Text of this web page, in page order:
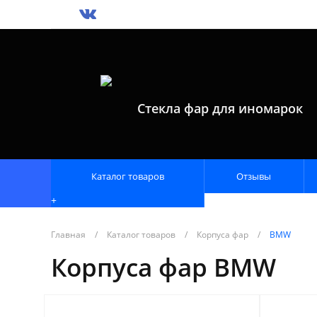
Стекла фар для иномарок
Каталог товаров
+
Отзывы
Главная / Каталог товаров / Корпуса фар / BMW
Корпуса фар BMW